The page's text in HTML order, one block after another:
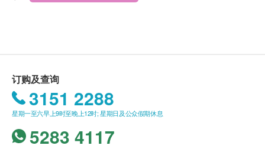
BSP系列濾水器。要求最簡單的過濾功能，例如隔
絕鉛水的話，UCC就足以應付
HPU(中等效能)：適用於一系列濾水器，包括
系列。HPU濾芯採用了「高密孔道科技」技術，
令微孔分布平均，充分發揮每一個過濾微孔功能，
A: 絕對不是。 Doulton 濾水器是陶瓷過濾器的原始製
造商，是全球值得信賴的品牌。自 1826 年以來，我
們一直在更新我們的過濾器設計。我們是英國 ISO 認
證的公司，提供獨立且定期測試的水過濾器。獲得
NSF、WRAS、Lucideon 等機構的認證。
订购及查询
3151 2288
星期一至六早上9时至晚上12时; 星期日及公众假期休息
5283 4117